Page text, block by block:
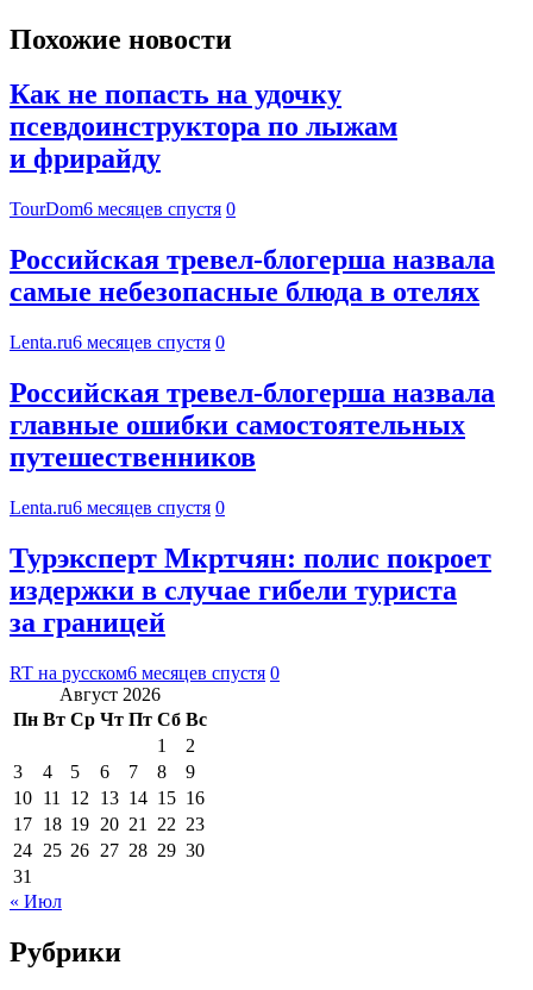
Похожие новости
Как не попасть на удочку
псевдоинструктора по лыжам
и фрирайду
TourDom6 месяцев спустя 0
Российская тревел-блогерша назвала
самые небезопасные блюда в отелях
Lenta.ru6 месяцев спустя 0
Российская тревел-блогерша назвала
главные ошибки самостоятельных
путешественников
Lenta.ru6 месяцев спустя 0
Турэксперт Мкртчян: полис покроет
издержки в случае гибели туриста
за границей
RT на русском6 месяцев спустя 0
Август 2026
Пн Вт Ср Чт Пт Сб Вс
1
2
3
4 5 6 7 8
9
10 11 12 13 14 15 16
17 18 19 20 21 22 23
24 25 26 27 28 29 30
31
« Июл
Рубрики